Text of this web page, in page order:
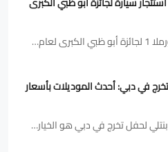
لعام…
تخرج في دبي: أحدث الموديلات بأسعار
بنتلي لحفل تخرج في دبي هو الخيار…